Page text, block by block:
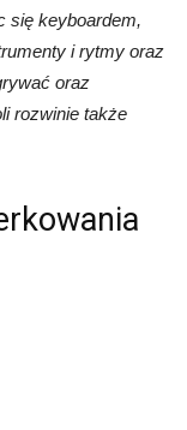
się keyboardem,
i rytmy oraz
oraz
rozwinie także